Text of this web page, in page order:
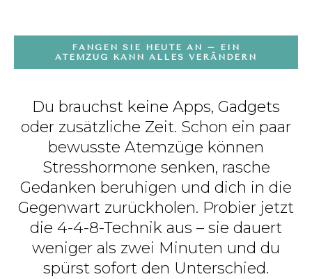
FANGEN SIE HEUTE AN – EIN
ATEMZUG KANN ALLES VERÄNDERN
Du brauchst keine Apps, Gadgets
oder zusätzliche Zeit. Schon ein paar
bewusste Atemzüge können
Stresshormone senken, rasche
Gedanken beruhigen und dich in die
Gegenwart zurückholen. Probier jetzt
die 4-4-8-Technik aus – sie dauert
weniger als zwei Minuten und du
spürst sofort den Unterschied.